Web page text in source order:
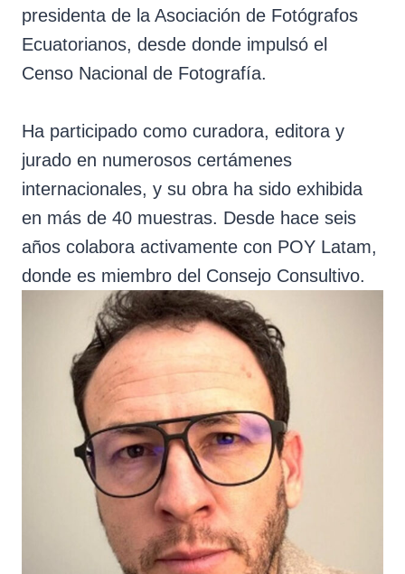
presidenta de la Asociación de Fotógrafos
Ecuatorianos, desde donde impulsó el
Censo Nacional de Fotografía.
Ha participado como curadora, editora y
jurado en numerosos certámenes
internacionales, y su obra ha sido exhibida
en más de 40 muestras. Desde hace seis
años colabora activamente con POY Latam,
donde es miembro del Consejo Consultivo.